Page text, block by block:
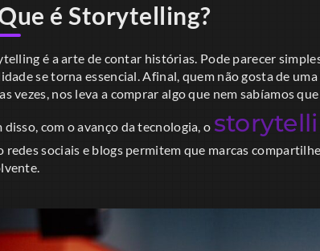
é Storytelling?
é a arte de contar histórias. Pode parecer
se torna essencial. Afinal, quem não gosta de
vezes, nos leva a comprar algo que nem sabíamos
disso, com o avanço da tecnologia, o
redes sociais e blogs permitem que marcas